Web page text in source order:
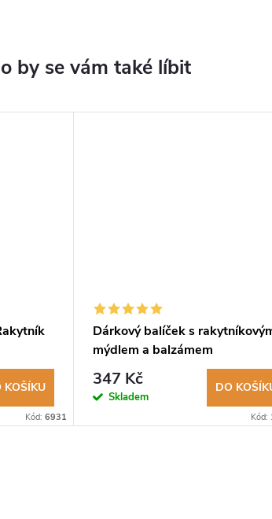
KOŠÍKU
Kód: 6931
Dárkový balíček s
mýdlem a balzámem
347 Kč
Skladem
DO
Kód: